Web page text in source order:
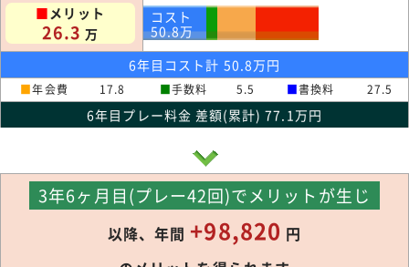
■メリット
26.3 万
コスト
50.8万
6年目コスト計 50.8万円
■年会費 17.8 ■手数料 5.5 ■書換料 27.5
6年目プレー料金 差額(累計) 77.1万円
3年6ヶ月目(プレー42回)でメリットが生じ
以降、年間 +98,820 円